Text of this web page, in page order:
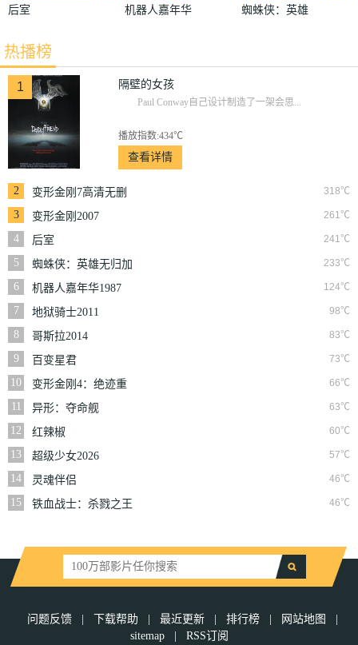
后室
机器人嘉年华
蜘蛛侠：英雄
热播榜
1 隔壁的女孩
Paul Conway自己设计制造了一架会思...
播放指数:434℃
查看详情
2 318℃
变形金刚7高清无删
减版
3 261℃
变形金刚2007
4
241℃
后室
5
233℃
蜘蛛侠：英雄无归加
长版
6 124℃
机器人嘉年华1987
7
98℃
地狱骑士2011
8
83℃
哥斯拉2014
9
73℃
百变星君
10
66℃
变形金刚4：绝迹重
生普通话版
11 63℃
异形：夺命舰
12
60℃
红辣椒
13
57℃
超级少女2026
14
46℃
灵魂伴侣
15
46℃
铁血战士：杀戮之王
问题反馈 下载帮助 最近更新 排行榜 网站地图
sitemap
RSS订阅